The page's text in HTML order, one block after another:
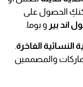
الحصول على
اند بير و بوما.
النسائية الفاخرة.
والمصممين